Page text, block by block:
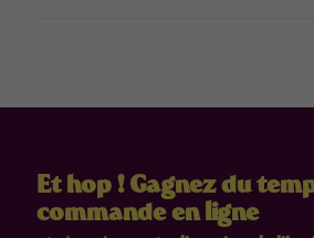
Et hop ! Gagnez du
commande en ligne